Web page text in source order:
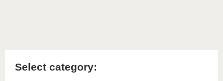
Select category: